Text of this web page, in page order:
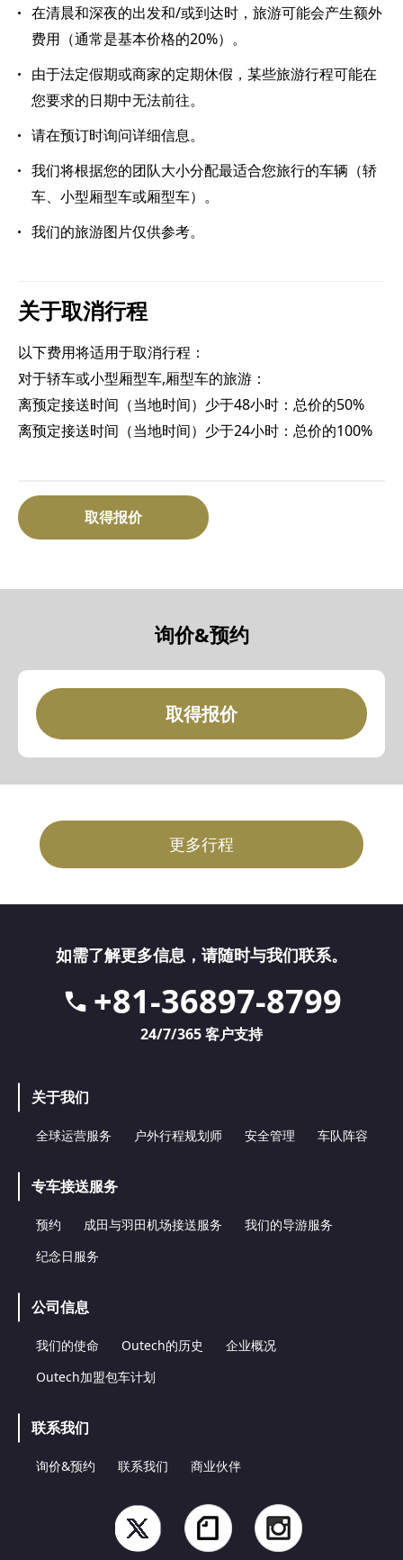
在清晨和深夜的出发和/或到达时，旅游可能会产生额外
费用（通常是基本价格的20%）。
由于法定假期或商家的定期休假，某些旅游行程可能在
您要求的日期中无法前往。
请在预订时询问详细信息。
我们将根据您的团队大小分配最适合您旅行的车辆（轿
车、小型厢型车或厢型车）。
我们的旅游图片仅供参考。
关于取消行程
以下费用将适用于取消行程：
对于轿车或小型厢型车,厢型车的旅游：
离预定接送时间（当地时间）少于48小时：总价的50%
离预定接送时间（当地时间）少于24小时：总价的100%
取得报价
询价&预约
取得报价
更多行程
如需了解更多信息，请随时与我们联系。
+81-36897-8799
24/7/365 客户支持
关于我们
全球运营服务 户外行程规划师 安全管理 车队阵容
专车接送服务
预约 成田与羽田机场接送服务
我们的导游服务
纪念日服务
公司信息
我们的使命 Outech的历史
企业概况
Outech加盟包车计划
联系我们
询价&预约 联系我们 商业伙伴